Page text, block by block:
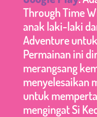
Through Time
anak laki-laki
Adventure
Permainan ini
merangsang
menyelesaikan
untuk
mengingat Si